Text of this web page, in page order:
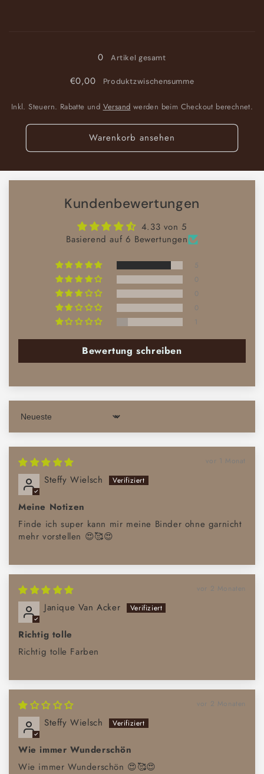
0
Artikel gesamt
€0,00 Produktzwischensumme
Inkl. Steuern. Rabatte und Versand werden beim Checkout berechnet.
Warenkorb ansehen
Kundenbewertungen
4.33 von 5
Basierend auf 6 Bewertungen
5
0
0
0
1
Bewertung schreiben
Sort by
vor 1 Monat
Steffy Wielsch
Meine Notizen
Finde ich super kann mir meine Binder ohne garnicht
mehr vorstellen 😍🥰😍
vor 2 Monaten
Janique Van Acker
Richtig tolle
Richtig tolle Farben
vor 2 Monaten
Steffy Wielsch
Wie immer Wunderschön
Wie immer Wunderschön 😍🥰😍